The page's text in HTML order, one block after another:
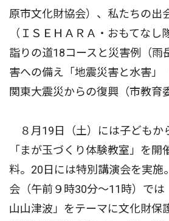
原市文化財協会）、私たちの出
（ＩＳＥＨＡＲＡ・おもてなし
詣りの道18コースと災害例（雨
害への備え「地震災害と水害」
関東大震災からの復興（市教育
８月19日（土）には子どもか
「まが玉づくり体験教室」を
料。20日には特別講演会を実施
会（午前９時30分〜11時）で
山山津波」をテーマに文化財保